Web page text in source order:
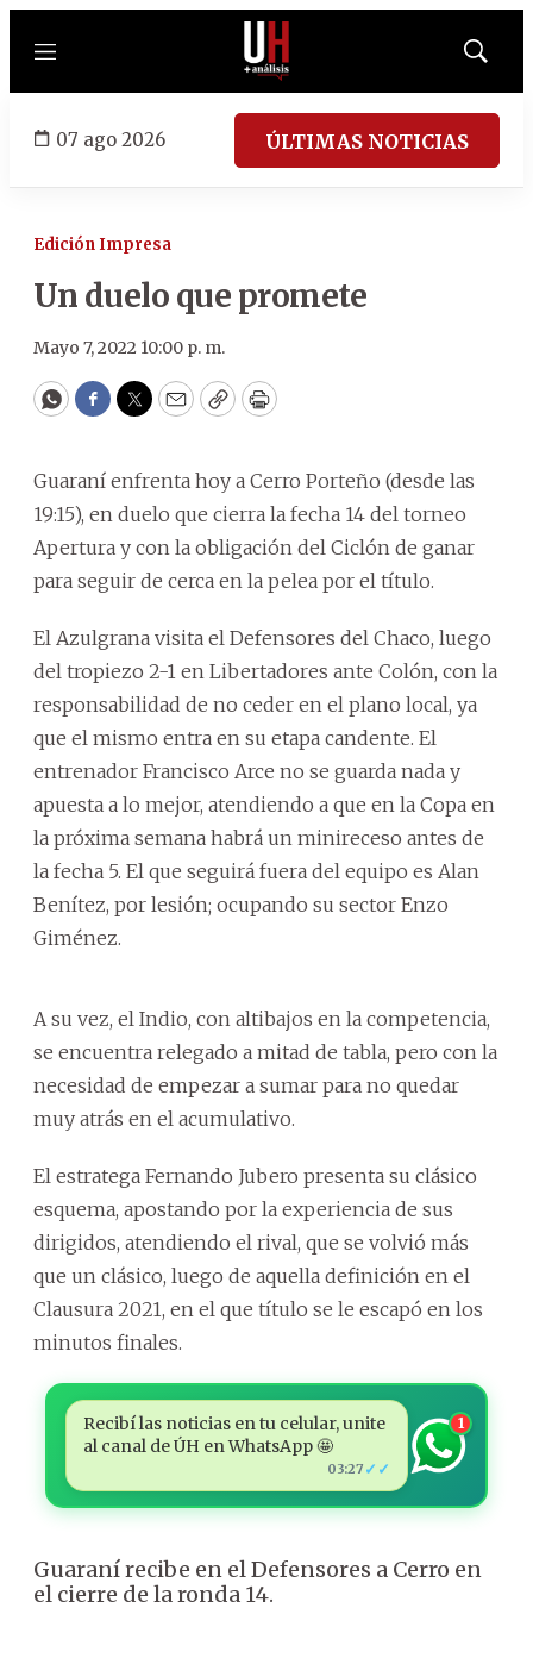
Menú
Mostrar
07 ago 2026 ÚLTIMAS NOTICIAS
Edición Impresa
Un duelo que promete
Mayo 7, 2022 10:00 p. m.
WhatsApp
Facebook
Twitter
EmailCopyPrint
Guaraní enfrenta hoy a Cerro Porteño (desde las
19:15), en duelo que cierra la fecha 14 del torneo
Apertura y con la obligación del Ciclón de ganar
para seguir de cerca en la pelea por el título.
El Azulgrana visita el Defensores del Chaco, luego
del tropiezo 2-1 en Libertadores ante Colón, con la
responsabilidad de no ceder en el plano local, ya
que el mismo entra en su etapa candente. El
entrenador Francisco Arce no se guarda nada y
apuesta a lo mejor, atendiendo a que en la Copa en
la próxima semana habrá un minireceso antes de
la fecha 5. El que seguirá fuera del equipo es Alan
Benítez, por lesión; ocupando su sector Enzo
Giménez.
A su vez, el Indio, con altibajos en la competencia,
se encuentra relegado a mitad de tabla, pero con la
necesidad de empezar a sumar para no quedar
muy atrás en el acumulativo.
El estratega Fernando Jubero presenta su clásico
esquema, apostando por la experiencia de sus
dirigidos, atendiendo el rival, que se volvió más
que un clásico, luego de aquella definición en el
Clausura 2021, en el que título se le escapó en los
minutos finales.
Recibí las noticias en tu celular, unite
al canal de ÚH en WhatsApp 🤩
03:27 ✓✓
1
Guaraní recibe en el Defensores a Cerro en
el cierre de la ronda 14.